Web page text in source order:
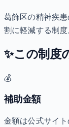
葛飾区の精神疾
割に軽減する制度
✨この制度
💰
補助金額
金額は公式サイ